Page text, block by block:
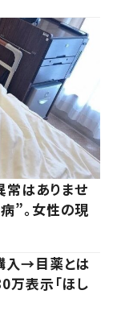
常はありませ
”。女性の現
入→目薬とは
表示「ほし